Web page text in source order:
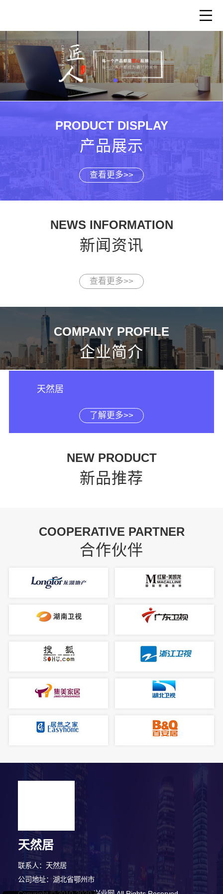
PRODUCT DISPLAY
产品展示
查看更多>>
NEWS INFORMATION
新闻资讯
查看更多>>
COMPANY PROFILE
企业简介
天然居
了解更多>>
NEW PRODUCT
新品推荐
COOPERATIVE PARTNER
合作伙伴
天然居
联系人：天然居
公司地址：湖北省鄂州市
5分钟前 胡小姐 正在咨询
8分钟前 廖先生 正在咨询